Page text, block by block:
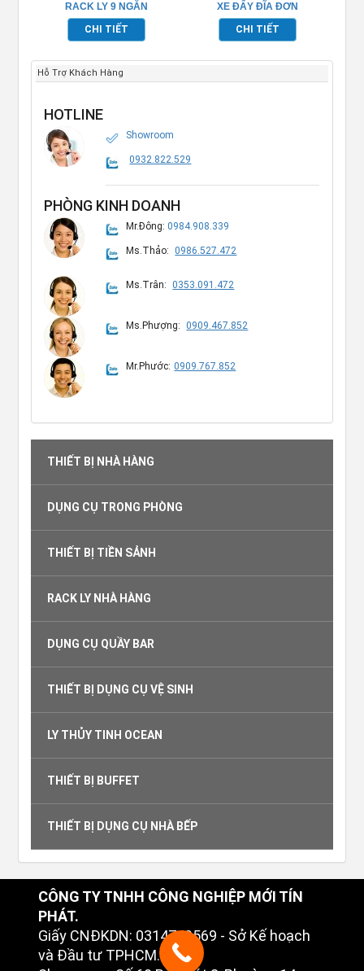
RACK LY 9 NGĂN
TP691008
CHI TIẾT
XE ĐẨY ĐĨA ĐƠN
CHI TIẾT
Hỗ Trợ Khách Hàng
HOTLINE
Showroom
0932.822.529
PHÒNG KINH DOANH
Mr.Đông:0984.908.339
Ms.Thảo: 0986.527.472
Ms.Trân: 0353.091.472
Ms.Phượng: 0909.467.852
Mr.Phước: 0909.767.852
THIẾT BỊ NHÀ HÀNG
DỤNG CỤ TRONG PHÒNG
THIẾT BỊ TIỀN SẢNH
RACK LY NHÀ HÀNG
DỤNG CỤ QUẦY BAR
THIẾT BỊ DỤNG CỤ VỆ SINH
LY THỦY TINH OCEAN
THIẾT BỊ BUFFET
THIẾT BỊ DỤNG CỤ NHÀ BẾP
CÔNG TY TNHH CÔNG NGHIỆP MỚI TÍN
PHÁT.
Giấy CNĐKDN: 0314749569 - Sở Kế hoạch
và Đầu tư TPHCM.